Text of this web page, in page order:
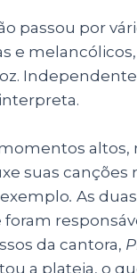
passou por
e
suas canções
. As
foram
da cantora,
a plateia, o